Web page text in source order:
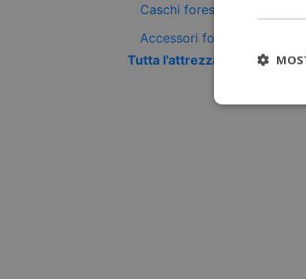
Caschi forestali
Accessori forestali
Tutta l'attrezzatura